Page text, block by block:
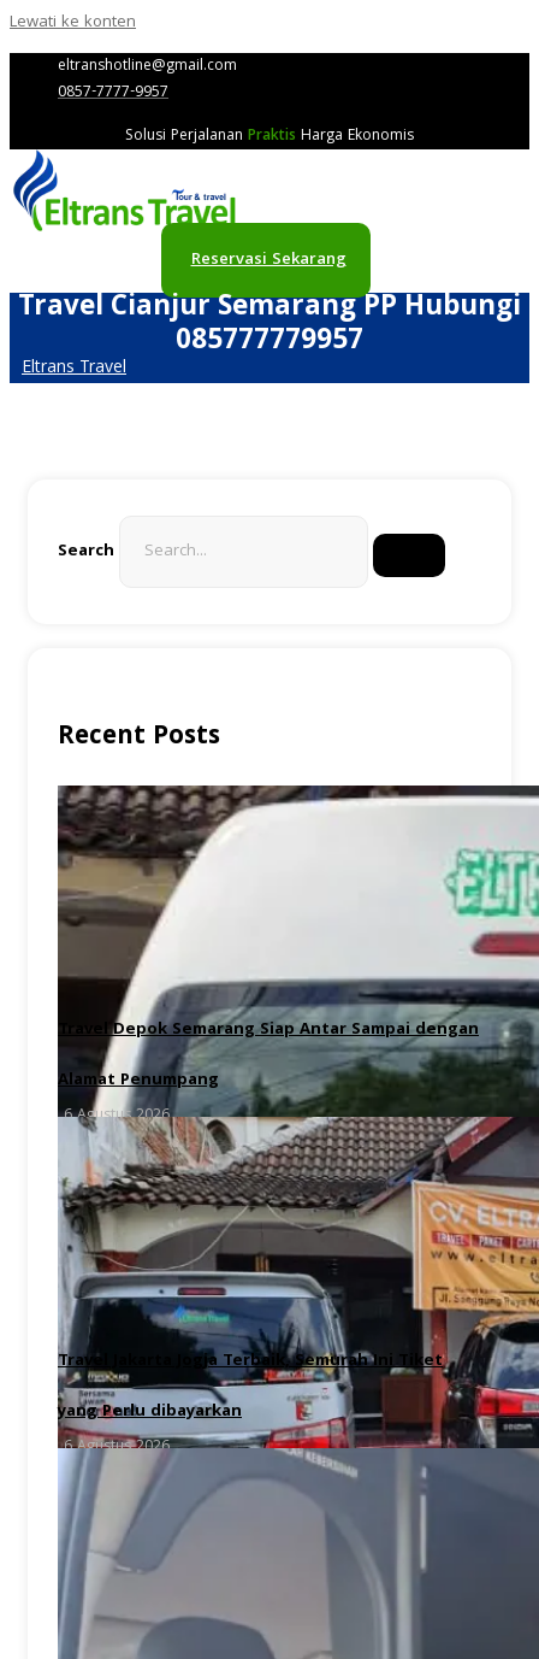
Lewati ke konten
eltranshotline@gmail.com
0857-7777-9957
Solusi Perjalanan Praktis Harga Ekonomis
Reservasi Sekarang
Travel Cianjur Semarang PP Hubungi
085777779957
Eltrans Travel
Search
Recent Posts
Travel Depok Semarang Siap Antar Sampai dengan
Alamat Penumpang
6 Agustus 2026
Travel Jakarta Jogja Terbaik, Semurah Ini Tiket
yang Perlu dibayarkan
6 Agustus 2026